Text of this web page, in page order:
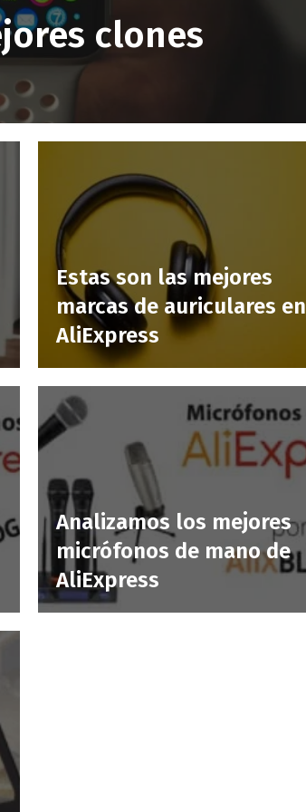
clones
Estas son las mejores
marcas de auriculares en
AliExpress
Analizamos los mejores
micrófonos de mano de
AliExpress